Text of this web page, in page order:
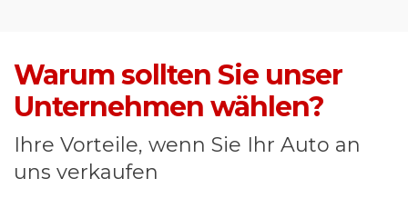
Warum sollten Sie unser
Unternehmen wählen?
Ihre Vorteile, wenn Sie Ihr Auto an
uns verkaufen